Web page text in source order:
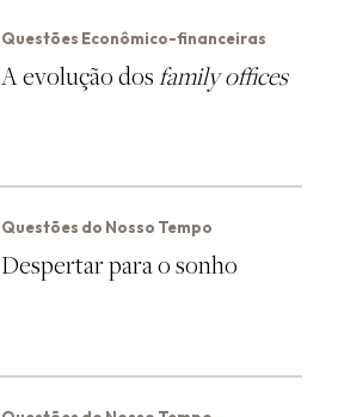
Questões Econômico-financeiras
A evolução dosfamily offices
Questões do Nosso Tempo
Despertar para o sonho